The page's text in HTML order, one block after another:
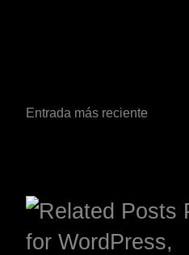
Entrada más reciente